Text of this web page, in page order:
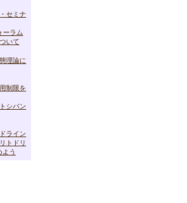
セミナ
ーラム
いて
理論に
制限を
シバン
ライン
トドリ
う